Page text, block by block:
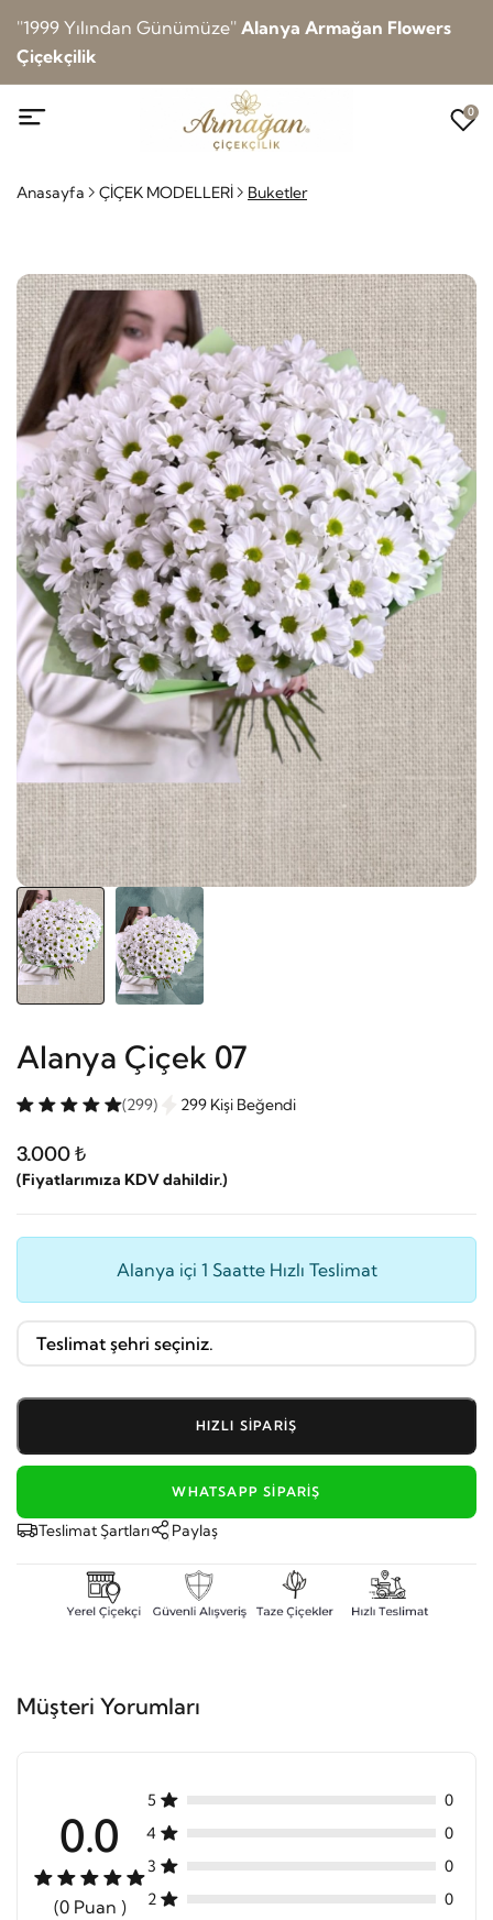
''1999 Yılından Günümüze'' Alanya Armağan Flowers
Çiçekçilik
0
Anasayfa ÇİÇEK MODELLERİ Buketler
Alanya Çiçek 07
(299) 299 Kişi Beğendi
3.000 ₺
(Fiyatlarımıza KDV dahildir.)
Alanya içi 1 Saatte Hızlı Teslimat
HIZLI SIPARIŞ
WHATSAPP SIPARIŞ
Teslimat Şartları Paylaş
Müşteri Yorumları
0.0
(0 Puan )
5
0
4
0
3
0
2
0